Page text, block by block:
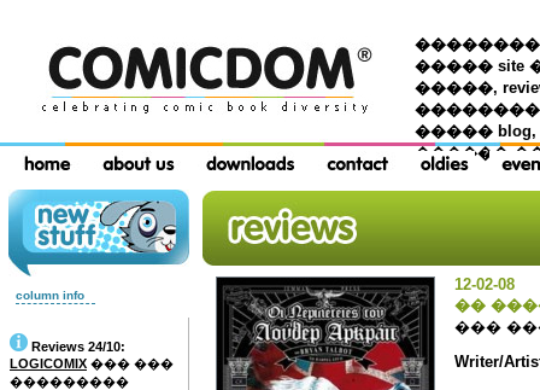
���������
����� site
�����,
����� blog,
������
column info
Reviews 24/10:
LOGICOMIX ��� ���
���������
12-02-08
��
���
Writer/